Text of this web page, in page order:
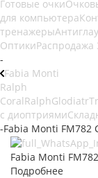
Готовые очки
для компьютера
тренажеры
ОптикиРаспродажа
-
Fabia Monti
Ralph
CoralRalphGlodiatr
с диоптриями
-Fabia Monti FM782
Fabia Monti
Подробнее